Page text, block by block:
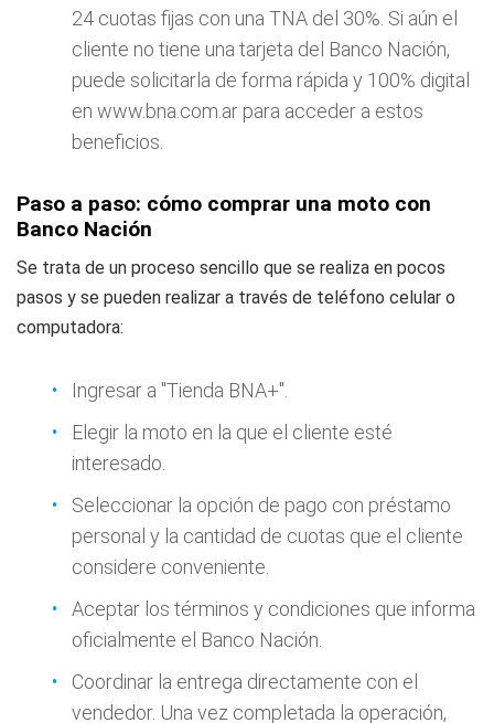
24 cuotas fijas con una TNA del 30%. Si aún el
cliente no tiene una tarjeta del Banco Nación,
puede solicitarla de forma rápida y 100% digital
en www.bna.com.ar para acceder a estos
beneficios.
Paso a paso: cómo comprar una moto con
Banco Nación
Se trata de un proceso sencillo que se realiza en pocos
pasos y se pueden realizar a través de teléfono celular o
computadora:
Ingresar a "Tienda BNA+".
Elegir la moto en la que el cliente esté
interesado.
Seleccionar la opción de pago con préstamo
personal y la cantidad de cuotas que el cliente
considere conveniente.
Aceptar los términos y condiciones que informa
oficialmente el Banco Nación.
Coordinar la entrega directamente con el
vendedor. Una vez completada la operación,